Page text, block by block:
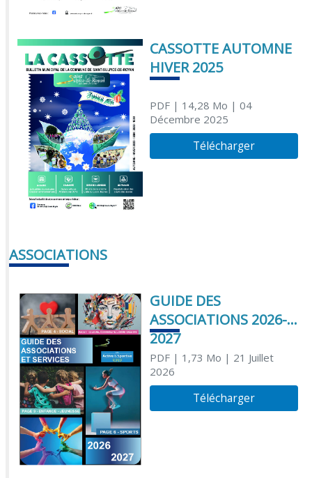
CASSOTTE AUTOMNE
HIVER 2025
PDF| 14,28 Mo | 04
Décembre 2025
Télécharger
ASSOCIATIONS
GUIDE DES
ASSOCIATIONS 2026-
2027
PDF| 1,73 Mo | 21 Juillet
2026
Télécharger